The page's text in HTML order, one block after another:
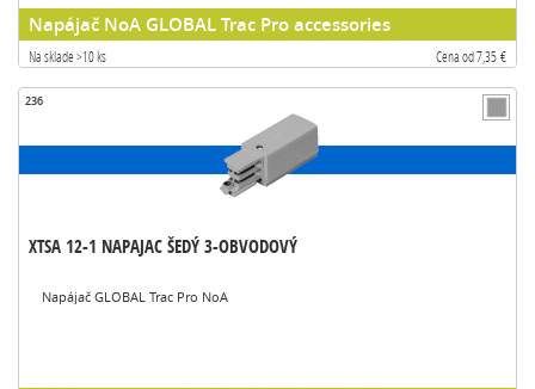
Napájač NoA GLOBAL Trac Pro accessories
Na sklade >10 ks Cena od 7,35 €
236
XTSA 12-1 NAPAJAC ŠEDÝ 3-OBVODOVÝ
Napájač GLOBAL Trac Pro NoA